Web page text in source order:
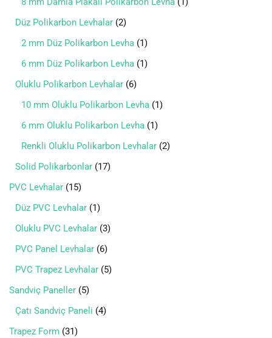
Düz Polikarbon Levhalar 2
2 mm Düz Polikarbon Levha 1
6 mm Düz Polikarbon Levha 1
Oluklu Polikarbon Levhalar 6
10 mm Oluklu Polikarbon Levha 1
6 mm Oluklu Polikarbon Levha 1
Renkli Oluklu Polikarbon Levhalar 2
Solid Polikarbonlar 17
PVC Levhalar 15
Düz PVC Levhalar 1
Oluklu PVC Levhalar 3
PVC Panel Levhalar 6
PVC Trapez Levhalar 5
Sandviç Paneller 5
Çatı Sandviç Paneli 4
Trapez Form 31